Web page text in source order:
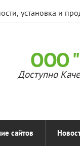
установка и
Доступно
сайтов